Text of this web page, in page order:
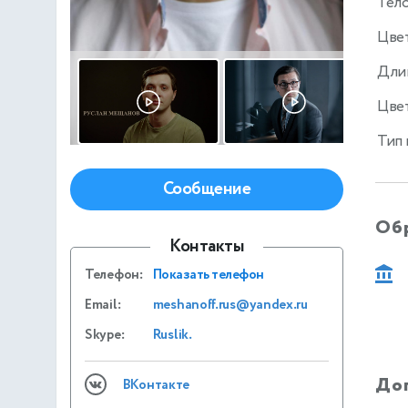
Сообщение
Контакты
Телефон: Показать телефон
Email:
meshanoff.rus@yandex.ru
Skype:
Ruslik.
ВКонтакте
Тип